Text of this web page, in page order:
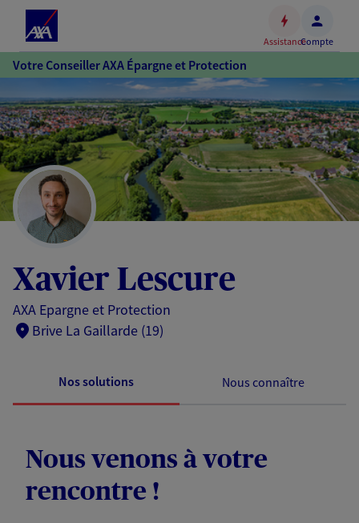
Accéder
au
contenu
principal
Accéder
au
pied
de
page
AssistanceCompte
Votre Conseiller AXA Épargne et Protection
Xavier Lescure
AXA Epargne et Protection
Brive La Gaillarde (19)
Nos solutions Nous connaître
Nous venons à votre
rencontre !